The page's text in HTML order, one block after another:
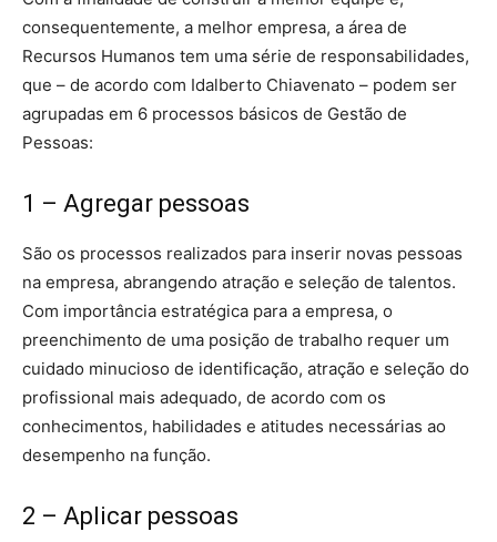
consequentemente, a melhor empresa, a área de
Recursos Humanos tem uma série de responsabilidades,
que – de acordo com Idalberto Chiavenato – podem ser
agrupadas em 6 processos básicos de Gestão de
Pessoas:
1 – Agregar pessoas
São os processos realizados para inserir novas pessoas
na empresa, abrangendo atração e seleção de talentos.
Com importância estratégica para a empresa, o
preenchimento de uma posição de trabalho requer um
cuidado minucioso de identificação, atração e seleção do
profissional mais adequado, de acordo com os
conhecimentos, habilidades e atitudes necessárias ao
desempenho na função.
2 – Aplicar pessoas